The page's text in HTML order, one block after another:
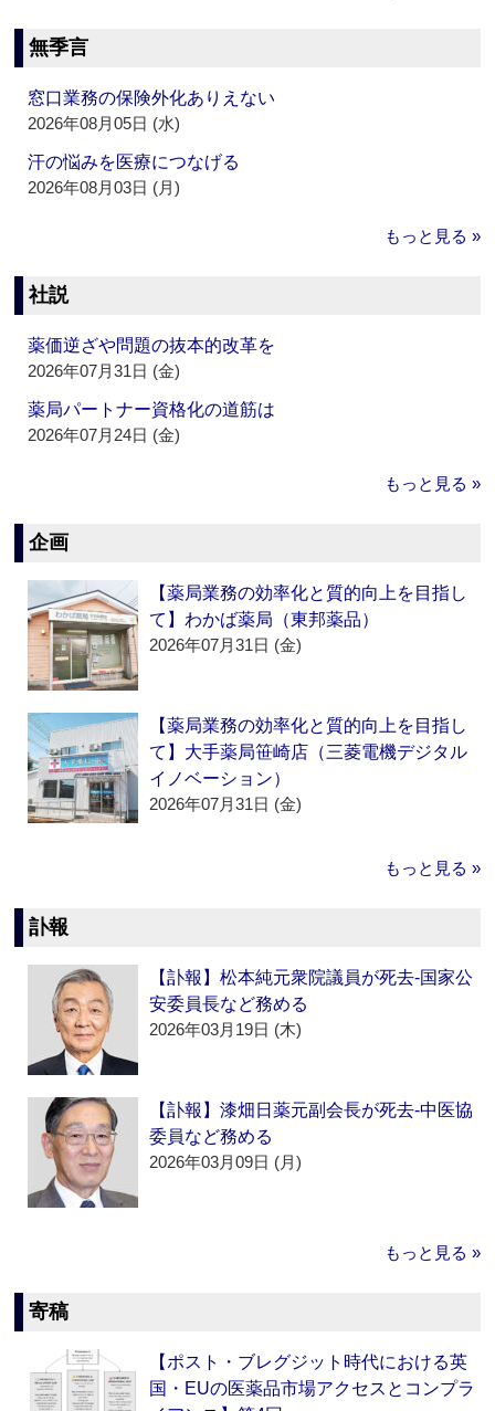
無季言
窓口業務の保険外化ありえない
2026年08月05日 (水)
汗の悩みを医療につなげる
2026年08月03日 (月)
もっと見る »
社説
薬価逆ざや問題の抜本的改革を
2026年07月31日 (金)
薬局パートナー資格化の道筋は
2026年07月24日 (金)
もっと見る »
企画
【薬局業務の効率化と質的向上を目指し
て】わかば薬局（東邦薬品）
2026年07月31日 (金)
【薬局業務の効率化と質的向上を目指し
て】大手薬局笹崎店（三菱電機デジタル
イノベーション）
2026年07月31日 (金)
もっと見る »
訃報
【訃報】松本純元衆院議員が死去‐国家公
安委員長など務める
2026年03月19日 (木)
【訃報】漆畑日薬元副会長が死去‐中医協
委員など務める
2026年03月09日 (月)
もっと見る »
寄稿
【ポスト・ブレグジット時代における英
国・EUの医薬品市場アクセスとコンプラ